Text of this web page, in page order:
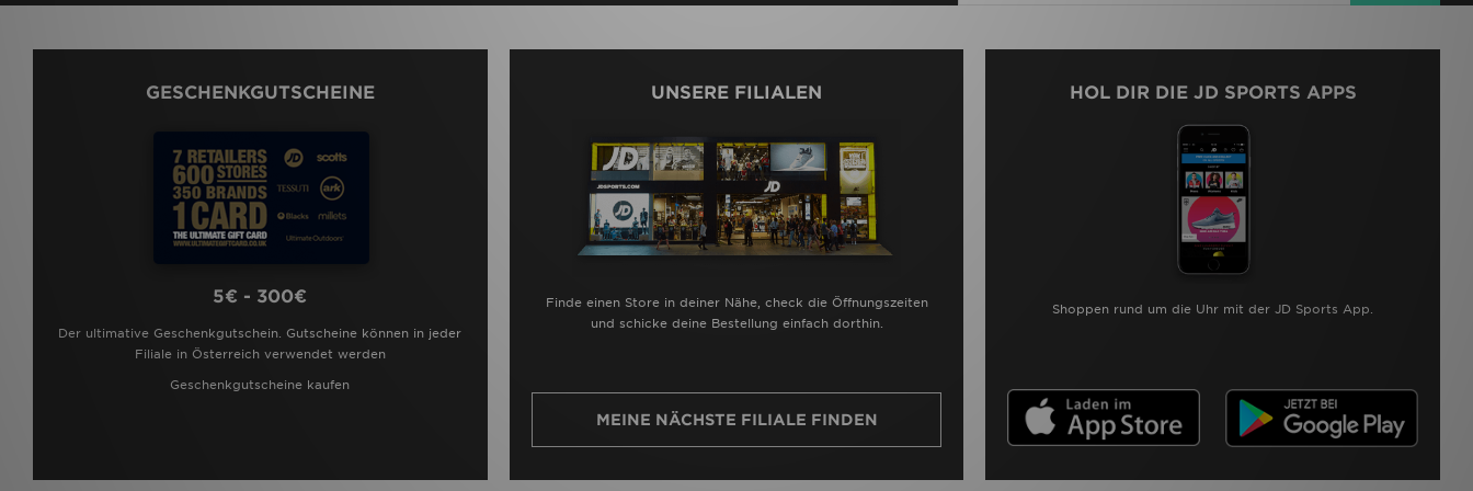
GESCHENKGUTSCHEINE
5€ - 300€
Der ultimative Geschenkgutschein. Gutscheine können in jeder
Filiale in Österreich verwendet werden
Geschenkgutscheine kaufen
UNSERE FILIALEN
Finde einen Store in deiner Nähe, check die Öffnungszeiten
und schicke deine Bestellung einfach dorthin.
MEINE NÄCHSTE FILIALE FINDEN
HOL DIR DIE JD SPORTS APPS
Shoppen rund um die Uhr mit der JD Sports App.